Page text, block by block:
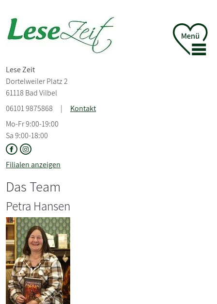
Lese Zeit
Dortelweiler Platz 2
61118 Bad Vilbel
06101 9875868
|
Kontakt
Mo-Fr 9:00-19:00
Sa 9:00-18:00
Filialen anzeigen
Das Team
Petra Hansen